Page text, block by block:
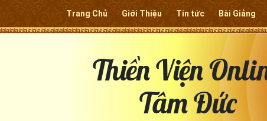
Trang Chủ Giới Thiệu Tin tức Bài Giảng
Thiền Viện
Tâm Đức